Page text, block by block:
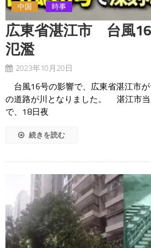
中国 時事
広東省湛江市 台風
氾濫
2023年10月20日
台風16号の影響で、広東省湛江市
の道路が川となりました。 湛江市
で、18日夜
続きを読む